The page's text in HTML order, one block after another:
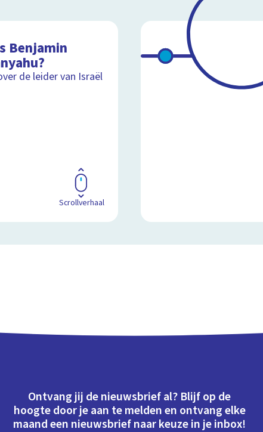
Benjamin
de leider van Israël
Scrollverhaal
Ontvang jij de nieuwsbrief al? Blijf op de
hoogte door je aan te melden en ontvang elke
maand een nieuwsbrief naar keuze in je inbox!